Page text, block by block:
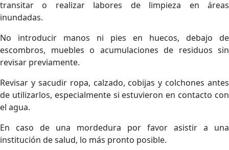
transitar o realizar labores de limpieza en áreas
inundadas.
No introducir manos ni pies en huecos, debajo de
escombros, muebles o acumulaciones de residuos sin
revisar previamente.
Revisar y sacudir ropa, calzado, cobijas y colchones antes
de utilizarlos, especialmente si estuvieron en contacto con
el agua.
En caso de una mordedura por favor asistir a una
institución de salud, lo más pronto posible.